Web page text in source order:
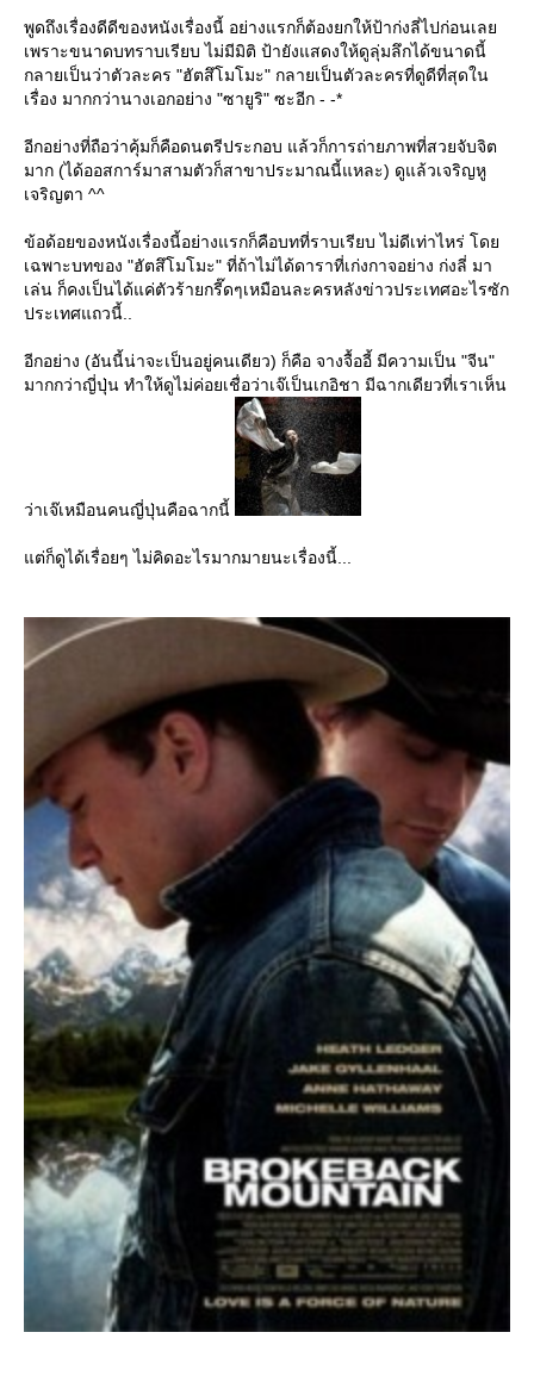
พูดถึงเรื่องดีดีของหนังเรื่องนี้ อย่างแรกก็ต้องยกให้ป้าก่งลี่ไปก่อนเล
เพราะขนาดบทราบเรียบ ไม่มีมิติ ป้ายังแสดงให้ดูลุ่มลึกได้ขนาดนี้
กลายเป็นว่าตัวละคร "ฮัตสึโมโมะ" กลายเป็นตัวละครที่ดูดีที่สุดใน
เรื่อง มากกว่านางเอกอย่าง "ซายูริ" ซะอีก - -*
อีกอย่างที่ถือว่าคุ้มก็คือดนตรีประกอบ แล้วก็การถ่ายภาพที่สวยจับจิต
มาก (ได้ออสการ์มาสามตัวก็สาขาประมาณนี้แหละ) ดูแล้วเจริญหู
เจริญตา ^^
ข้อด้อยของหนังเรื่องนี้อย่างแรกก็คือบทที่ราบเรียบ ไม่ดีเท่าไหร่ โด
เฉพาะบทของ "ฮัตสึโมโมะ" ที่ถ้าไม่ได้ดาราที่เก่งกาจอย่าง ก่งลี่ มา
เล่น ก็คงเป็นได้แค่ตัวร้ายกรี๊ดๆเหมือนละครหลังข่าวประเทศอะไรซัก
ประเทศแถวนี้..
อีกอย่าง (อันนี้น่าจะเป็นอยู่คนเดียว) ก็คือ จางจื้ออี้ มีความเป็น "จีน"
มากกว่าญี่ปุ่น ทำให้ดูไม่ค่อยเชื่อว่าเจ๊เป็นเกอิชา มีฉากเดียวที่เราเห็น
ว่าเจ๊เหมือนคนญี่ปุ่นคือฉากนี้
ต่ก็ดูได้เรื่อยๆ ไม่คิดอะไรมากมายนะเรื่องนี้...